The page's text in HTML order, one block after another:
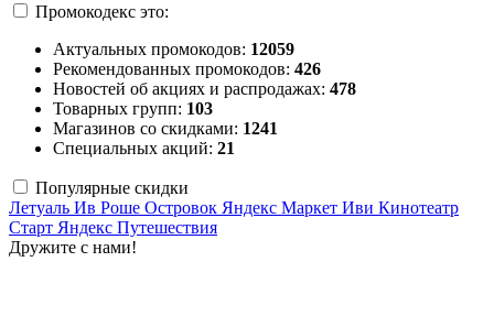
Промокодекс это:
Актуальных промокодов: 12059
Рекомендованных промокодов: 426
Новостей об акциях и распродажах: 478
Товарных групп: 103
Магазинов со скидками: 1241
Специальных акций: 21
Популярные скидки
Летуаль Ив Роше Островок Яндекс Маркет Иви Кинотеатр
Старт Яндекс Путешествия
Дружите с нами!